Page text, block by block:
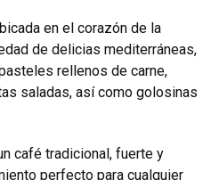
en el corazón de la
de delicias mediterráneas,
rellenos de carne,
saladas, así como golosinas
café tradicional, fuerte y
perfecto para cualquier